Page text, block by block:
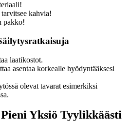
kahvia!
pakko!
laatikostot.
asentaa korkealle hyödyntääksesi
olevat tavarat esimerkiksi
Yksiö Tyylikkäästi